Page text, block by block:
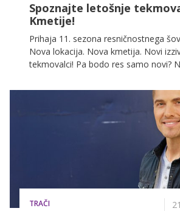
Spoznajte letošnje
Kmetije!
Prihaja 11. sezona resničnostnega
Nova lokacija. Nova kmetija. Novi
tekmovalci! Pa bodo res samo novi?
se bodo za glavno nagrado, 50.000
novinci, ki bodo pred kamere stopili
izmed njih bodo tudi prvič obuli
TRAČI